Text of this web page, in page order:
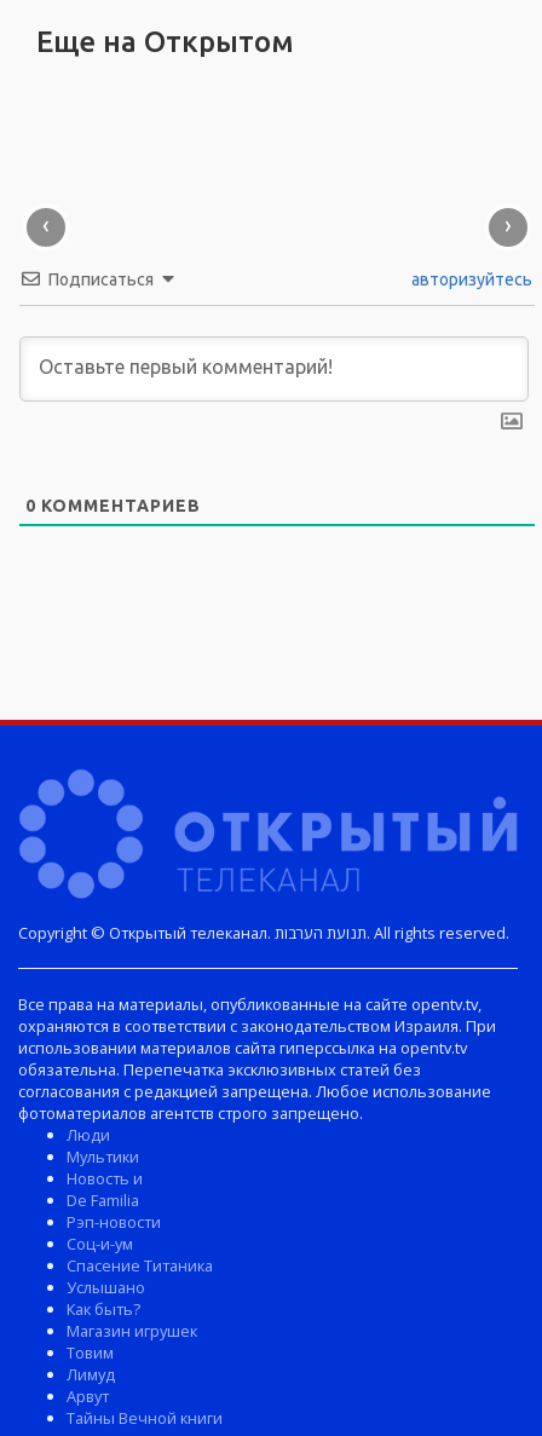
Еще на Открытом
‹ ›
Подписаться авторизуйтесь
0 КОММЕНТАРИЕВ
Copyright © Открытый телеканал. תנועת הערבות. All rights reserved.
Все права на материалы, опубликованные на сайте opentv.tv,
охраняются в соответствии с законодательством Израиля. При
использовании материалов сайта гиперссылка на opentv.tv
обязательна. Перепечатка эксклюзивных статей без
согласования с редакцией запрещена. Любое использование
фотоматериалов агентств строго запрещено.
Люди
Мультики
Новость и
De Familia
Рэп-новости
Соц-и-ум
Спасение Титаника
Услышано
Как быть?
Магазин игрушек
Товим
Лимуд
Арвут
Тайны Вечной книги